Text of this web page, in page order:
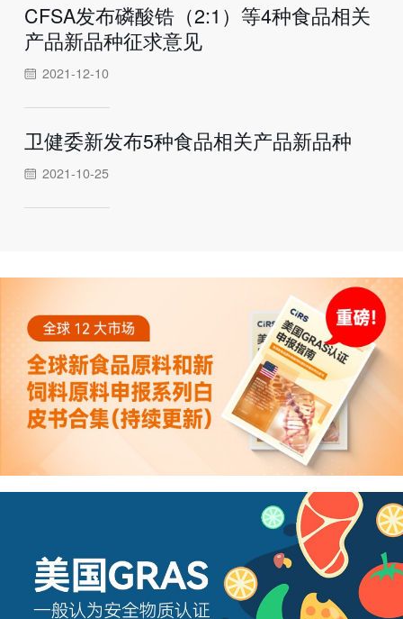
CFSA发布磷酸锆（2:1）等4种食品相关
产品新品种征求意见
2021-12-10
卫健委新发布5种食品相关产品新品种
2021-10-25